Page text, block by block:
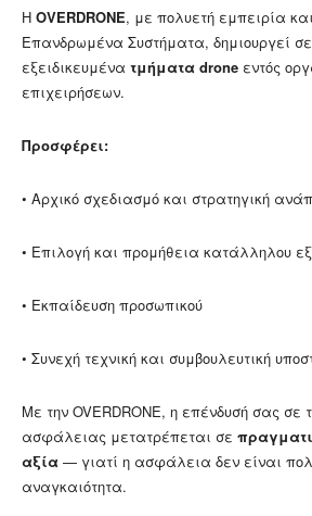
Η OVERDRONE, με πολυετή εμπειρία
Επανδρωμένα Συστήματα, δημιουργεί
εξειδικευμένα τμήματα drone εντός
επιχειρήσεων.
Προσφέρει:
• Αρχικό σχεδιασμό και στρατηγική
• Επιλογή και προμήθεια κατάλληλου
• Εκπαίδευση προσωπικού
• Συνεχή τεχνική και συμβουλευτική
Με την OVERDRONE, η επένδυσή σας σε
ασφάλειας μετατρέπεται σε
αξία — γιατί η ασφάλεια δεν είναι
αναγκαιότητα.